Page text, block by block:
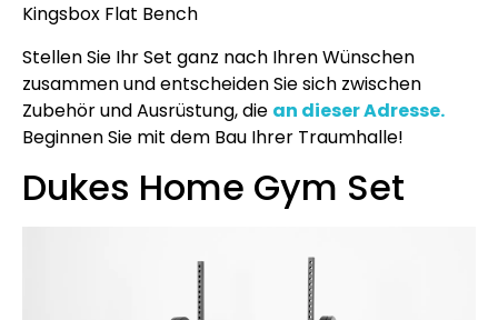
Kingsbox Flat Bench
Stellen Sie Ihr Set ganz nach Ihren Wünschen
zusammen und entscheiden Sie sich zwischen
Zubehör und Ausrüstung, die an dieser Adresse.
Beginnen Sie mit dem Bau Ihrer Traumhalle!
Dukes Home Gym Set